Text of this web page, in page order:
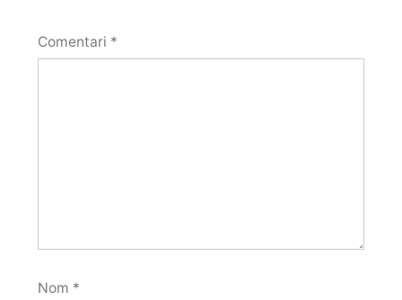
Comentari *
Nom *